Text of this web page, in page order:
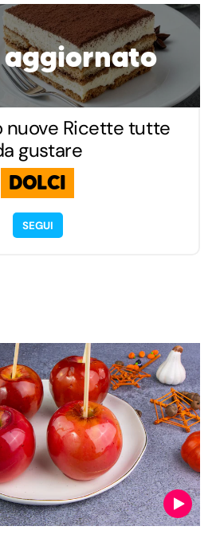
aggiornato
nuove Ricette tutte
gustare
DOLCI
SEGUI